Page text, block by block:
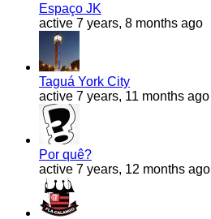
Espaço JK
active 7 years, 8 months ago
Taguá York City
active 7 years, 11 months ago
Por quê?
active 7 years, 12 months ago